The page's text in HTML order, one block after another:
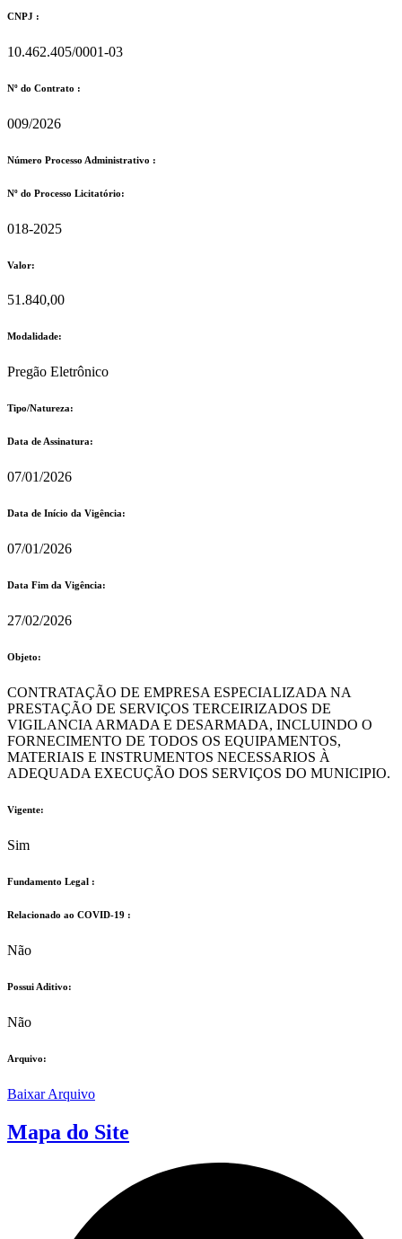
CNPJ :
10.462.405/0001-03
Nº do Contrato :
009/2026
Número Processo Administrativo :
Nº do Processo Licitatório:
018-2025
Valor:
51.840,00
Modalidade:
Pregão Eletrônico
Tipo/Natureza:
Data de Assinatura:
07/01/2026
Data de Início da Vigência:
07/01/2026
Data Fim da Vigência:
27/02/2026
Objeto:
CONTRATAÇÃO DE EMPRESA ESPECIALIZADA NA
PRESTAÇÃO DE SERVIÇOS TERCEIRIZADOS DE
VIGILANCIA ARMADA E DESARMADA, INCLUINDO O
FORNECIMENTO DE TODOS OS EQUIPAMENTOS,
MATERIAIS E INSTRUMENTOS NECESSARIOS À
ADEQUADA EXECUÇÃO DOS SERVIÇOS DO MUNICIPIO.
Vigente:
Sim
Fundamento Legal :​
Relacionado ao COVID-19 :​
Não
Possui Aditivo:​
Não
Arquivo:
Baixar Arquivo
Mapa do Site